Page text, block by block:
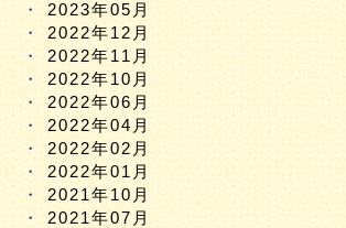
2023年05月
2022年12月
2022年11月
2022年10月
2022年06月
2022年04月
2022年02月
2022年01月
2021年10月
2021年07月